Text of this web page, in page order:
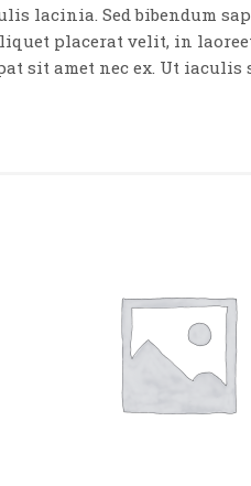
lacinia. Sed bibendum
placerat velit, in
sit amet nec ex. Ut iaculis